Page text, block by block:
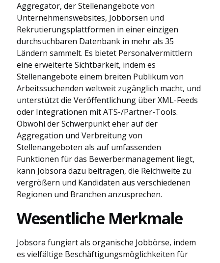
Aggregator, der Stellenangebote von
Unternehmenswebsites, Jobbörsen und
Rekrutierungsplattformen in einer einzigen
durchsuchbaren Datenbank in mehr als 35
Ländern sammelt. Es bietet Personalvermittlern
eine erweiterte Sichtbarkeit, indem es
Stellenangebote einem breiten Publikum von
Arbeitssuchenden weltweit zugänglich macht, und
unterstützt die Veröffentlichung über XML-Feeds
oder Integrationen mit ATS-/Partner-Tools.
Obwohl der Schwerpunkt eher auf der
Aggregation und Verbreitung von
Stellenangeboten als auf umfassenden
Funktionen für das Bewerbermanagement liegt,
kann Jobsora dazu beitragen, die Reichweite zu
vergrößern und Kandidaten aus verschiedenen
Regionen und Branchen anzusprechen.
Wesentliche Merkmale
Jobsora fungiert als organische Jobbörse, indem
es vielfältige Beschäftigungsmöglichkeiten für